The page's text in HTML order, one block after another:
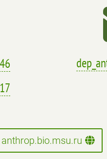
anthrop.bio.msu.ru